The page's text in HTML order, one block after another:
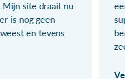
Mijn site draait nu
is nog geen
en tevens